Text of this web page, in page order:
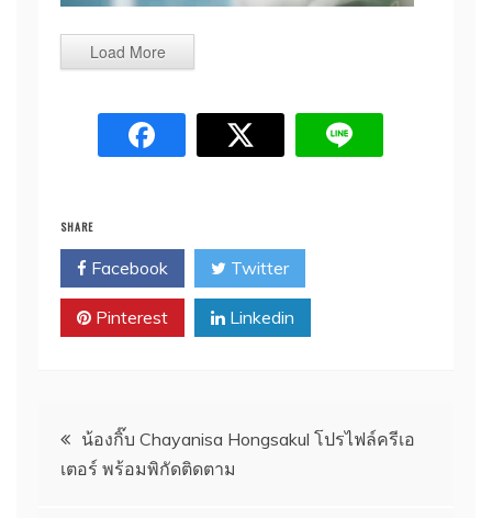
Load More
SHARE
Facebook Twitter
Pinterest Linkedin
Post
navigation
น้องกิ๊บ Chayanisa Hongsakul โปรไฟล์ครีเอ
เตอร์ พร้อมพิกัดติดตาม